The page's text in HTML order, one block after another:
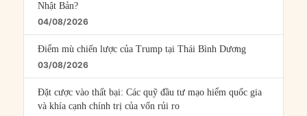
Nhật Bản?
04/08/2026
Điểm mù chiến lược của Trump tại Thái Bình Dương
03/08/2026
Đặt cược vào thất bại: Các quỹ đầu tư mạo hiểm quốc gia
và khía cạnh chính trị của vốn rủi ro